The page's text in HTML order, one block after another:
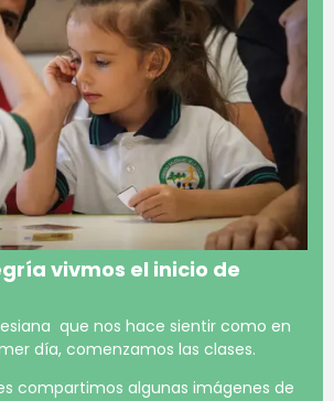
vivmos el inicio de
que nos hace sientir como en
día, comenzamos las clases.
compartimos algunas imágenes de